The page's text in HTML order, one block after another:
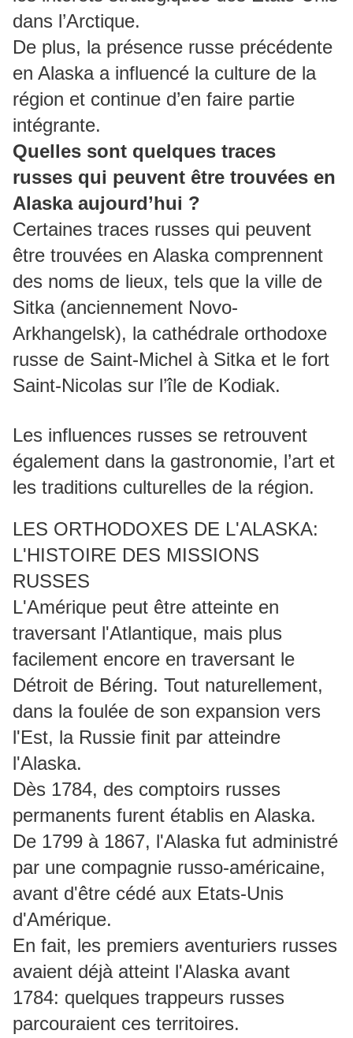
dans l’Arctique.
De plus, la présence russe précédente
en Alaska a influencé la culture de la
région et continue d’en faire partie
intégrante.
Quelles sont quelques traces
russes qui peuvent être trouvées en
Alaska aujourd’hui ?
Certaines traces russes qui peuvent
être trouvées en Alaska comprennent
des noms de lieux, tels que la ville de
Sitka (anciennement Novo-
Arkhangelsk), la cathédrale orthodoxe
russe de Saint-Michel à Sitka et le fort
Saint-Nicolas sur l’île de Kodiak.
Les influences russes se retrouvent
également dans la gastronomie, l’art et
les traditions culturelles de la région.
LES ORTHODOXES DE L'ALASKA:
L'HISTOIRE DES MISSIONS
RUSSES
L'Amérique peut être atteinte en
traversant l'Atlantique, mais plus
facilement encore en traversant le
Détroit de Béring. Tout naturellement,
dans la foulée de son expansion vers
l'Est, la Russie finit par atteindre
l'Alaska.
Dès 1784, des comptoirs russes
permanents furent établis en Alaska.
De 1799 à 1867, l'Alaska fut administré
par une compagnie russo-américaine,
avant d'être cédé aux Etats-Unis
d'Amérique.
En fait, les premiers aventuriers russes
avaient déjà atteint l'Alaska avant
1784: quelques trappeurs russes
parcouraient ces territoires.